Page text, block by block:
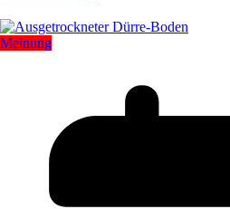
Meinung